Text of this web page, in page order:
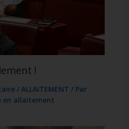
!
/ ALLAITEMENT / Par
en allaitement